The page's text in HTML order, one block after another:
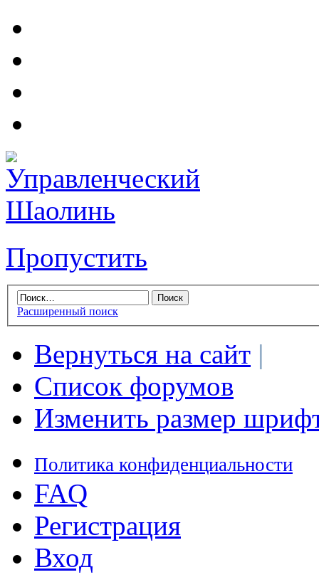
Пропустить
Расширенный поиск
Вернуться на сайт |
Список форумов
Изменить размер
Политика конфиденциальности
FAQ
Регистрация
Вход